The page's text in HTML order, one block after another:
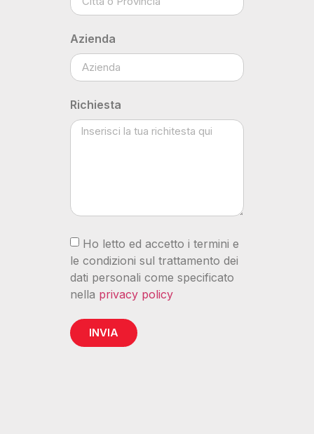
Azienda
Richiesta
Ho letto ed accetto i termini e
le condizioni sul trattamento dei
dati personali come specificato
nella privacy policy
INVIA